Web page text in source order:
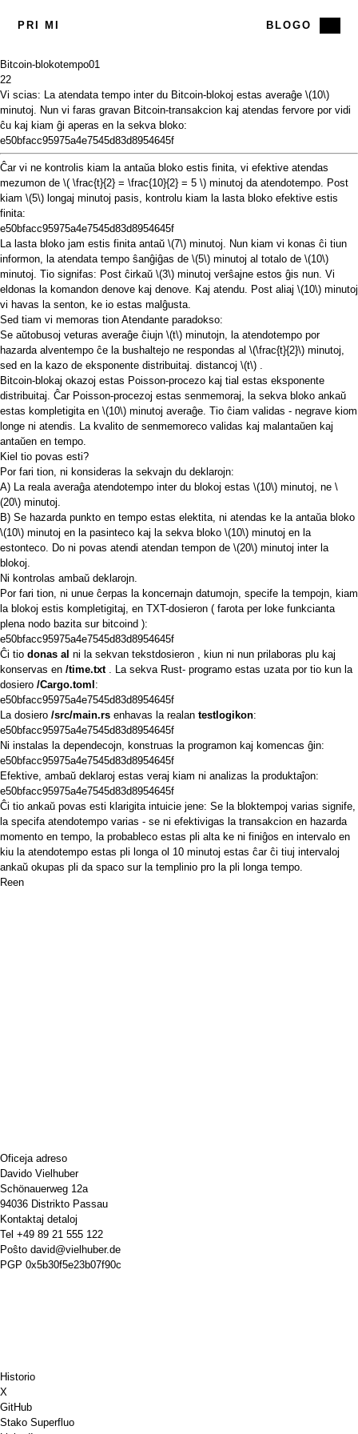
PRI MI BLOGO
Bitcoin-blokotempo01
22
Vi scias: La atendata tempo inter du Bitcoin-blokoj estas averaĝe \(10\)
minutoj. Nun vi faras gravan Bitcoin-transakcion kaj atendas fervore por vidi
ĉu kaj kiam ĝi aperas en la sekva bloko:
e50bfacc95975a4e7545d83d8954645f
Ĉar vi ne kontrolis kiam la antaŭa bloko estis finita, vi efektive atendas
mezumon de \( \frac{t}{2} = \frac{10}{2} = 5 \) minutoj da atendotempo. Post
kiam \(5\) longaj minutoj pasis, kontrolu kiam la lasta bloko efektive estis
finita:
e50bfacc95975a4e7545d83d8954645f
La lasta bloko jam estis finita antaŭ \(7\) minutoj. Nun kiam vi konas ĉi tiun
informon, la atendata tempo ŝanĝiĝas de \(5\) minutoj al totalo de \(10\)
minutoj. Tio signifas: Post ĉirkaŭ \(3\) minutoj verŝajne estos ĝis nun. Vi
eldonas la komandon denove kaj denove. Kaj atendu. Post aliaj \(10\) minutoj
vi havas la senton, ke io estas malĝusta.
Sed tiam vi memoras tion Atendante paradokso:
Se aŭtobusoj veturas averaĝe ĉiujn \(t\) minutojn, la atendotempo por
hazarda alventempo ĉe la bushaltejo ne respondas al \(\frac{t}{2}\) minutoj,
sed en la kazo de eksponente distribuitaj. distancoj \(t\)
Bitcoin-blokaj okazoj estas Poisson-procezo kaj tial estas eksponente
distribuitaj. Ĉar Poisson-procezoj estas senmemoraj, la sekva bloko ankaŭ
estas kompletigita en \(10\) minutoj averaĝe. Tio ĉiam validas - negrave kiom
longe ni atendis. La kvalito de senmemoreco validas kaj malantaŭen kaj
antaŭen en tempo.
Kiel tio povas esti?
Por fari tion, ni konsideras la sekvajn du deklarojn:
A) La reala averaĝa atendotempo inter du blokoj estas \(10\) minutoj, ne \
(20\) minutoj.
B) Se hazarda punkto en tempo estas elektita, ni atendas ke la antaŭa bloko
\(10\) minutoj en la pasinteco kaj la sekva bloko \(10\) minutoj en la
estonteco. Do ni povas atendi atendan tempon de \(20\) minutoj inter la
blokoj.
Ni kontrolas ambaŭ deklarojn.
Por fari tion, ni unue ĉerpas la koncernajn datumojn, specife la tempojn, kiam
la blokoj estis kompletigitaj, en TXT-dosieron ( farota per loke funkcianta
plena nodo bazita sur bitcoind ):
e50bfacc95975a4e7545d83d8954645f
Ĉi tio donas al ni la sekvan tekstdosieron , kiun ni nun prilaboras plu kaj
konservas en /time.txt. La sekva Rust- programo estas uzata por tio kun la
dosiero /Cargo.toml:
e50bfacc95975a4e7545d83d8954645f
La dosiero /src/main.rs enhavas la realan testlogikon:
e50bfacc95975a4e7545d83d8954645f
Ni instalas la dependecojn, konstruas la programon kaj komencas ĝin:
e50bfacc95975a4e7545d83d8954645f
Efektive, ambaŭ deklaroj estas veraj kiam ni analizas la produktaĵon:
e50bfacc95975a4e7545d83d8954645f
Ĉi tio ankaŭ povas esti klarigita intuicie jene: Se la bloktempoj varias signife,
la specifa atendotempo varias - se ni efektivigas la transakcion en hazarda
momento en tempo, la probableco estas pli alta ke ni finiĝos en intervalo en
kiu la atendotempo estas pli longa ol 10 minutoj estas ĉar ĉi tiuj intervaloj
ankaŭ okupas pli da spaco sur la templinio pro la pli longa tempo.
Reen
Oficeja adreso
Davido Vielhuber
Schönauerweg 12a
94036 Distrikto Passau
Kontaktaj detaloj
Tel +49 89 21 555 122
Poŝto david@vielhuber.de
PGP 0x5b30f5e23b07f90c
Historio
X
GitHub
Stako Superfluo